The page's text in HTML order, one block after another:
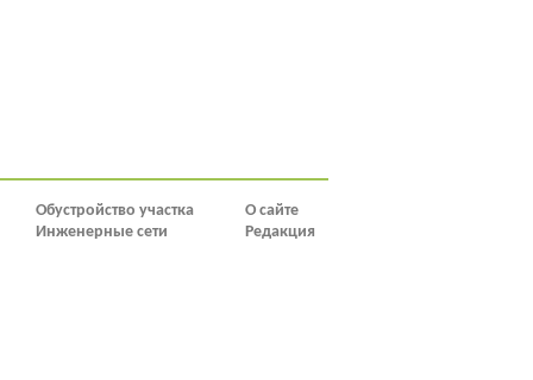
Обустройство участка
Инженерные сети
О сайте
Редакция